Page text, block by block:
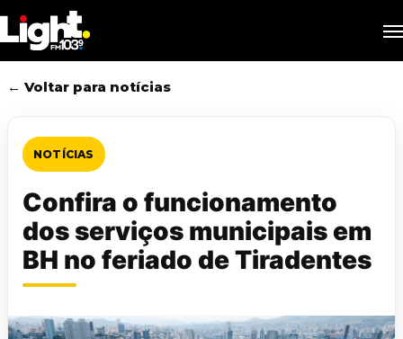
to
main
content
← Voltar para notícias
NOTÍCIAS
Confira o funcionamento
dos serviços municipais em
BH no feriado de Tiradentes